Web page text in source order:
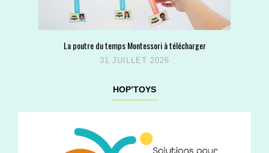
La poutre du temps Montessori à télécharger
31 JUILLET 2026
HOP’TOYS